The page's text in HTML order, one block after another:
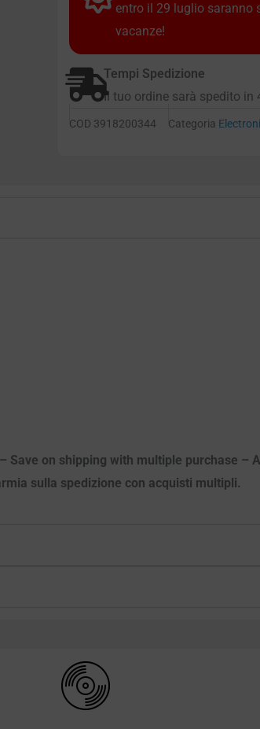
entro il 29 luglio saranno
vacanze!
Tempi Spedizione
Il tuo ordine sarà spedito in
COD 3918200344 Categoria
on shipping with multiple purchase –
sulla spedizione con acquisti multipli.